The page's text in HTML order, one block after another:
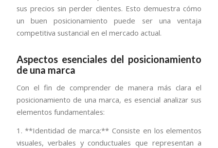
sus precios sin perder clientes. Esto demuestra cómo
un buen posicionamiento puede ser una ventaja
competitiva sustancial en el mercado actual.
Aspectos esenciales del posicionamiento
de una marca
Con el fin de comprender de manera más clara el
posicionamiento de una marca, es esencial analizar sus
elementos fundamentales:
1. **Identidad de marca:** Consiste en los elementos
visuales, verbales y conductuales que representan a